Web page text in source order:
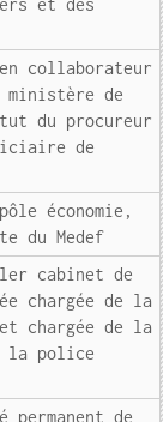
et des
collaborateur
ministère de
du procureur
de
économie,
du Medef
cabinet de
chargée de la
chargée de la
la police
permanent de